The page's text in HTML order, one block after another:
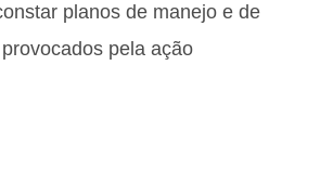
planos de manejo e de
pela ação